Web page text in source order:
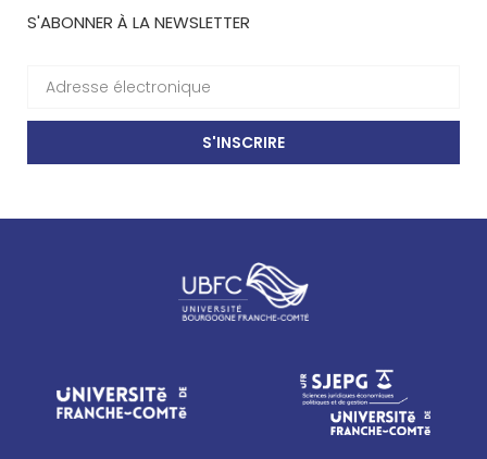
S'ABONNER À LA NEWSLETTER
S'INSCRIRE